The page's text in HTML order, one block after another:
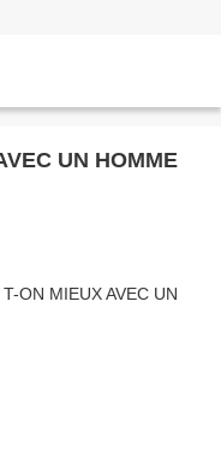
UN HOMME